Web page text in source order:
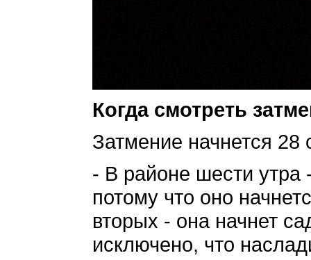
Когда смотреть
Затмение начнется 28
- В районе шести утра
потому что оно
вторых - она начнет
исключено, что